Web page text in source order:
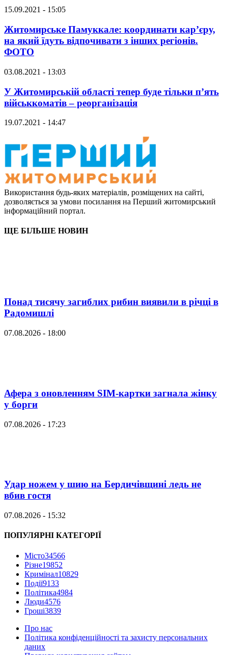
15.09.2021 - 15:05
Житомирське Памуккале: координати кар’єру,
на який їдуть відпочивати з інших регіонів.
ФОТО
03.08.2021 - 13:03
У Житомирській області тепер буде тільки п’ять
військкоматів – реорганізація
19.07.2021 - 14:47
Використання будь-яких матеріалів, розміщених на сайті,
дозволяється за умови посилання на Перший житомирський
інформаційний портал.
ЩЕ БІЛЬШЕ НОВИН
Понад тисячу загиблих рибин виявили в річці в
Радомишлі
07.08.2026 - 18:00
Афера з оновленням SIM-картки загнала жінку
у борги
07.08.2026 - 17:23
Удар ножем у шию на Бердичівщині ледь не
вбив гостя
07.08.2026 - 15:32
ПОПУЛЯРНІ КАТЕГОРІЇ
Місто34566
Різне19852
Кримінал10829
Події9133
Політика4984
Люди4576
Гроші3839
Про нас
Політика конфіденційності та захисту персональних
даних